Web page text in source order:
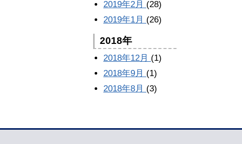
2019年2月 (28)
2019年1月 (26)
2018年
2018年12月 (1)
2018年9月 (1)
2018年8月 (3)